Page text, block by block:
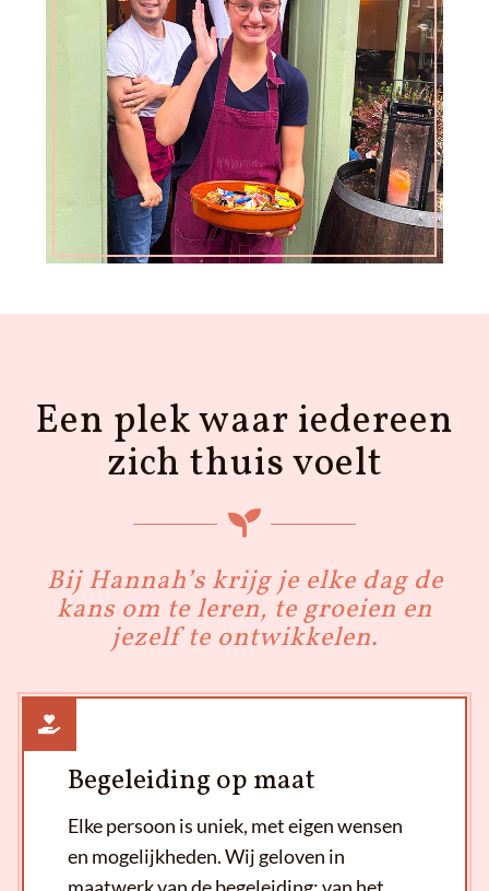
Een plek waar iedereen
zich thuis voelt
Bij Hannah’s krijg je elke dag de
kans om te leren, te groeien en
jezelf te ontwikkelen.
Begeleiding op maat
Elke persoon is uniek, met eigen wensen
en mogelijkheden. Wij geloven in